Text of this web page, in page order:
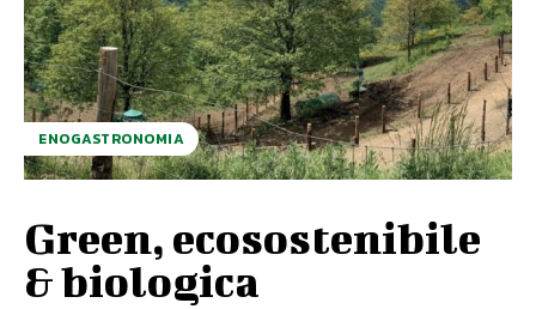
ENOGASTRONOMIA
Green, ecosostenibile
& biologica